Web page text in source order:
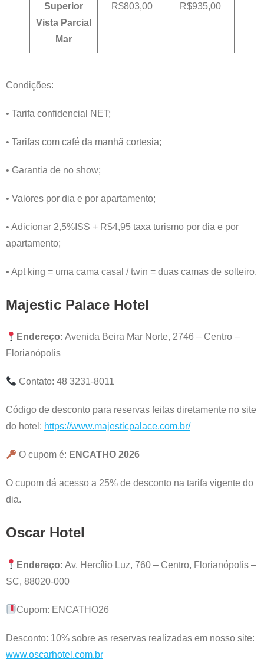
Superior
Vista Parcial
Mar
R$803,00 R$935,00
Condições:
• Tarifa confidencial NET;
• Tarifas com café da manhã cortesia;
• Garantia de no show;
• Valores por dia e por apartamento;
• Adicionar 2,5%ISS + R$4,95 taxa turismo por dia e por
apartamento;
• Apt king = uma cama casal / twin = duas camas de solteiro.
Majestic Palace Hotel
Endereço: Avenida Beira Mar Norte, 2746 – Centro –
Florianópolis
Contato: 48 3231-8011
Código de desconto para reservas feitas diretamente no site
do hotel: https://www.majesticpalace.com.br/
O cupom é: ENCATHO 2026
O cupom dá acesso a 25% de desconto na tarifa vigente do
dia.
Oscar Hotel
Endereço: Av. Hercílio Luz, 760 – Centro, Florianópolis –
SC, 88020-000
Cupom: ENCATHO26
Desconto: 10% sobre as reservas realizadas em nosso site:
www.oscarhotel.com.br